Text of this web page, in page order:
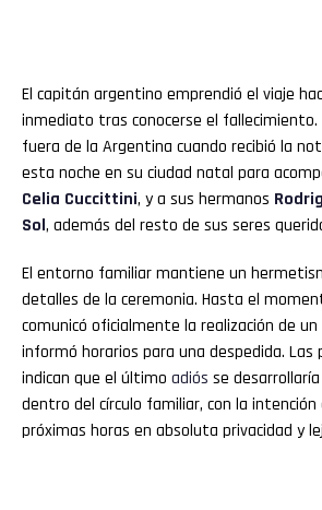
El capitán argentino emprendió el viaje
inmediato tras conocerse el fallecimiento.
fuera de la Argentina cuando recibió la
esta noche en su ciudad natal para
Celia Cuccittini, y a sus hermanos
Sol, además del resto de sus seres
El entorno familiar mantiene un
detalles de la ceremonia. Hasta el
comunicó oficialmente la realización de
informó horarios para una despedida. Las
indican que el último adiós se
dentro del círculo familiar, con la
próximas horas en absoluta privacidad y